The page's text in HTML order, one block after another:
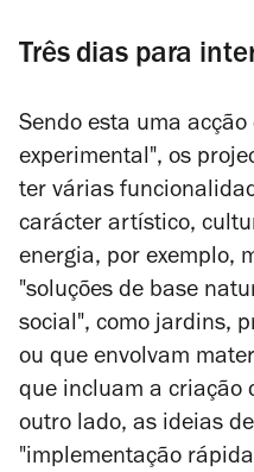
Três dias para
Sendo esta uma acção
experimental", os
ter várias
carácter artístico,
energia, por exemplo,
"soluções de base
social", como jardins,
ou que envolvam
que incluam a criação
outro lado, as ideias
"implementação